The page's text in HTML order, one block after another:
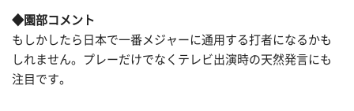
◆園部コメント
もしかしたら日本で一番メジャーに通用する打者になるかも
しれません。プレーだけでなくテレビ出演時の天然発言にも
注目です。